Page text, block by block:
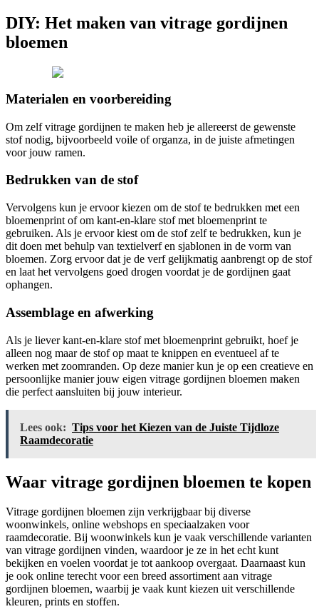
DIY: Het maken van vitrage gordijnen
bloemen
Materialen en voorbereiding
Om zelf vitrage gordijnen te maken heb je allereerst de gewenste
stof nodig, bijvoorbeeld voile of organza, in de juiste afmetingen
voor jouw ramen.
Bedrukken van de stof
Vervolgens kun je ervoor kiezen om de stof te bedrukken met een
bloemenprint of om kant-en-klare stof met bloemenprint te
gebruiken. Als je ervoor kiest om de stof zelf te bedrukken, kun je
dit doen met behulp van textielverf en sjablonen in de vorm van
bloemen. Zorg ervoor dat je de verf gelijkmatig aanbrengt op de stof
en laat het vervolgens goed drogen voordat je de gordijnen gaat
ophangen.
Assemblage en afwerking
Als je liever kant-en-klare stof met bloemenprint gebruikt, hoef je
alleen nog maar de stof op maat te knippen en eventueel af te
werken met zoomranden. Op deze manier kun je op een creatieve en
persoonlijke manier jouw eigen vitrage gordijnen bloemen maken
die perfect aansluiten bij jouw interieur.
Lees ook: Tips voor het Kiezen van de Juiste Tijdloze
Raamdecoratie
Waar vitrage gordijnen bloemen te kopen
Vitrage gordijnen bloemen zijn verkrijgbaar bij diverse
woonwinkels, online webshops en speciaalzaken voor
raamdecoratie. Bij woonwinkels kun je vaak verschillende varianten
van vitrage gordijnen vinden, waardoor je ze in het echt kunt
bekijken en voelen voordat je tot aankoop overgaat. Daarnaast kun
je ook online terecht voor een breed assortiment aan vitrage
gordijnen bloemen, waarbij je vaak kunt kiezen uit verschillende
kleuren, prints en stoffen.